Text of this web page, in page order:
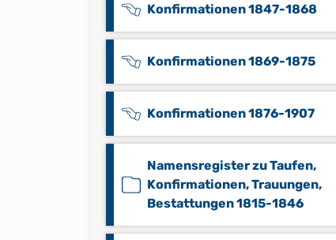
Konfirmationen 1847-1868
Konfirmationen 1869-1875
Konfirmationen 1876-1907
Namensregister zu Taufen,
Konfirmationen, Trauungen,
Bestattungen 1815-1846